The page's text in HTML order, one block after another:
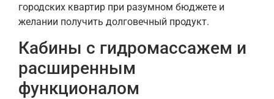
городских квартир при разумном бюджете и
желании получить долговечный продукт.
Кабины с гидромассажем и
расширенным
функционалом